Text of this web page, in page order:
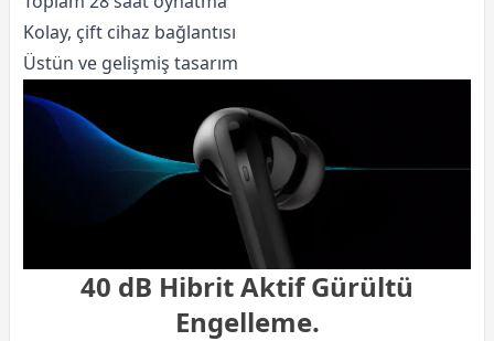
Kolay, çift cihaz bağlantısı
Üstün ve gelişmiş tasarım
40 dB Hibrit Aktif Gürültü
Engelleme.